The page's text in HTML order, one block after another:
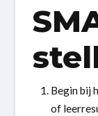
Begin bij
of